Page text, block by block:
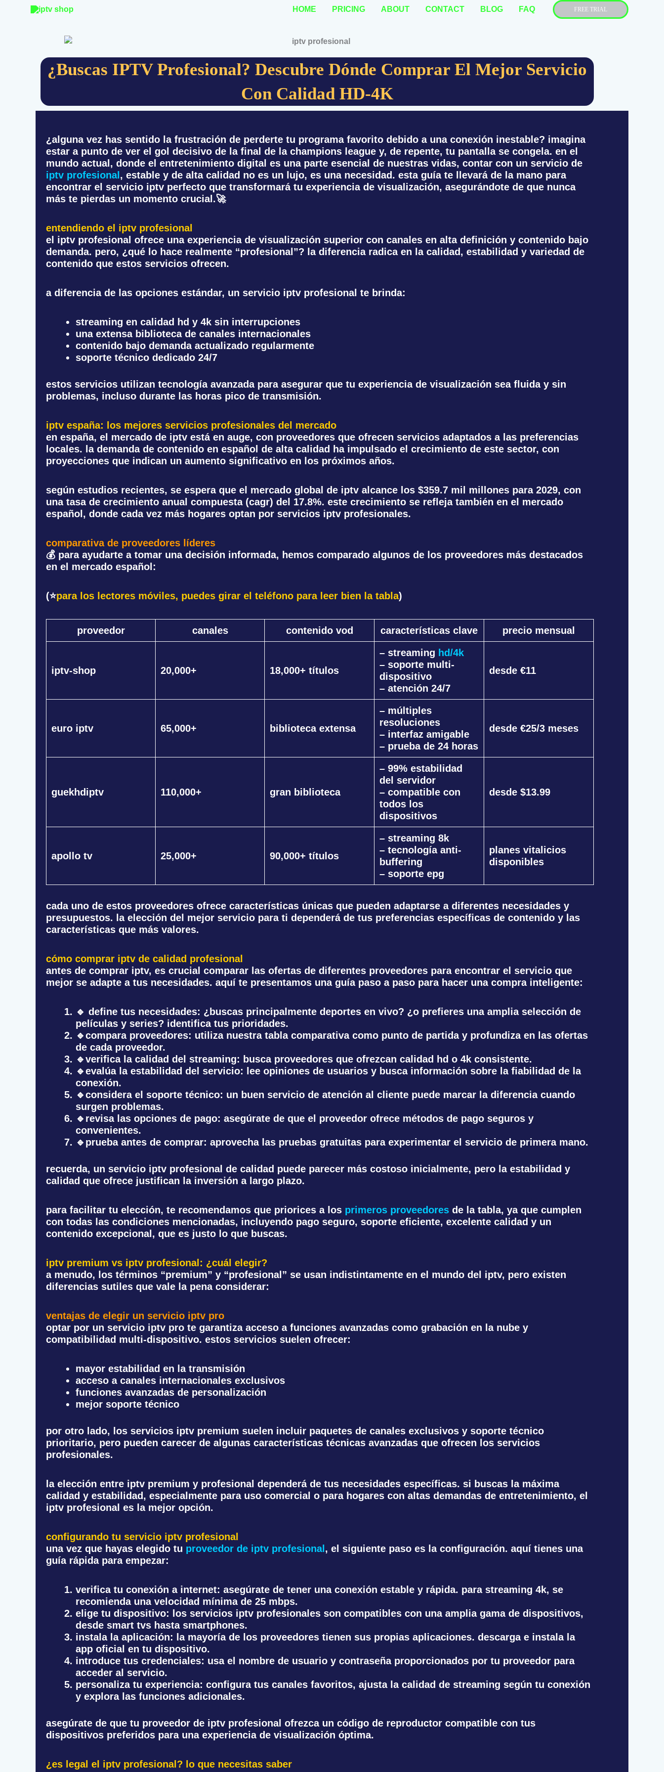
HOME PRICING ABOUT CONTACT BLOG FAQ FREE TRIAL
¿Buscas IPTV Profesional? Descubre Dónde Comprar El Mejor Servicio
Con Calidad HD-4K
¿alguna vez has sentido la frustración de perderte tu programa favorito debido a una conexión inestable? imagina
estar a punto de ver el gol decisivo de la final de la champions league y, de repente, tu pantalla se congela. en el
mundo actual, donde el entretenimiento digital es una parte esencial de nuestras vidas, contar con un servicio de
iptv profesional , estable y de alta calidad no es un lujo, es una necesidad. esta guía te llevará de la mano para
encontrar el servicio iptv perfecto que transformará tu experiencia de visualización, asegurándote de que nunca
más te pierdas un momento crucial.🚀
entendiendo el iptv profesional
el iptv profesional ofrece una experiencia de visualización superior con canales en alta definición y contenido bajo
demanda. pero, ¿qué lo hace realmente “profesional”? la diferencia radica en la calidad, estabilidad y variedad de
contenido que estos servicios ofrecen.
a diferencia de las opciones estándar, un servicio iptv profesional te brinda:
streaming en calidad hd y 4k sin interrupciones
una extensa biblioteca de canales internacionales
contenido bajo demanda actualizado regularmente
soporte técnico dedicado 24/7
estos servicios utilizan tecnología avanzada para asegurar que tu experiencia de visualización sea fluida y sin
problemas, incluso durante las horas pico de transmisión.
iptv españa: los mejores servicios profesionales del mercado
en españa, el mercado de iptv está en auge, con proveedores que ofrecen servicios adaptados a las preferencias
locales. la demanda de contenido en español de alta calidad ha impulsado el crecimiento de este sector, con
proyecciones que indican un aumento significativo en los próximos años.
según estudios recientes, se espera que el mercado global de iptv alcance los $359.7 mil millones para 2029, con
una tasa de crecimiento anual compuesta (cagr) del 17.8%. este crecimiento se refleja también en el mercado
español, donde cada vez más hogares optan por servicios iptv profesionales.
comparativa de proveedores líderes
💰 para ayudarte a tomar una decisión informada, hemos comparado algunos de los proveedores más destacados
en el mercado español:
(⭐para los lectores móviles, puedes girar el teléfono para leer bien la tabla)
proveedor canales contenido vod características clave precio mensual
iptv-shop 20,000+ 18,000+ títulos
– streaming hd/4k
– soporte multi-
dispositivo
– atención 24/7
desde €11
euro iptv 65,000+ biblioteca extensa
– múltiples
resoluciones
– interfaz amigable
– prueba de 24 horas
desde €25/3 meses
guekhdiptv 110,000+ gran biblioteca
– 99% estabilidad
del servidor
– compatible con
todos los
dispositivos
desde $13.99
apollo tv 25,000+ 90,000+ títulos
– streaming 8k
– tecnología anti-
buffering
– soporte epg
planes vitalicios
disponibles
cada uno de estos proveedores ofrece características únicas que pueden adaptarse a diferentes necesidades y
presupuestos. la elección del mejor servicio para ti dependerá de tus preferencias específicas de contenido y las
características que más valores.
cómo comprar iptv de calidad profesional
antes de comprar iptv, es crucial comparar las ofertas de diferentes proveedores para encontrar el servicio que
mejor se adapte a tus necesidades. aquí te presentamos una guía paso a paso para hacer una compra inteligente:
🔹 define tus necesidades: ¿buscas principalmente deportes en vivo? ¿o prefieres una amplia selección de
películas y series? identifica tus prioridades.
🔹compara proveedores: utiliza nuestra tabla comparativa como punto de partida y profundiza en las ofertas
de cada proveedor.
🔹verifica la calidad del streaming: busca proveedores que ofrezcan calidad hd o 4k consistente.
🔹evalúa la estabilidad del servicio: lee opiniones de usuarios y busca información sobre la fiabilidad de la
conexión.
🔹considera el soporte técnico: un buen servicio de atención al cliente puede marcar la diferencia cuando
surgen problemas.
🔹 revisa las opciones de pago: asegúrate de que el proveedor ofrece métodos de pago seguros y
convenientes.
🔹 prueba antes de comprar: aprovecha las pruebas gratuitas para experimentar el servicio de primera mano.
recuerda, un servicio iptv profesional de calidad puede parecer más costoso inicialmente, pero la estabilidad y
calidad que ofrece justifican la inversión a largo plazo.
para facilitar tu elección, te recomendamos que priorices a los primeros proveedores de la tabla, ya que cumplen
con todas las condiciones mencionadas, incluyendo pago seguro, soporte eficiente, excelente calidad y un
contenido excepcional, que es justo lo que buscas.
iptv premium vs iptv profesional: ¿cuál elegir?
a menudo, los términos “premium” y “profesional” se usan indistintamente en el mundo del iptv, pero existen
diferencias sutiles que vale la pena considerar:
ventajas de elegir un servicio iptv pro
optar por un servicio iptv pro te garantiza acceso a funciones avanzadas como grabación en la nube y
compatibilidad multi-dispositivo. estos servicios suelen ofrecer:
mayor estabilidad en la transmisión
acceso a canales internacionales exclusivos
funciones avanzadas de personalización
mejor soporte técnico
por otro lado, los servicios iptv premium suelen incluir paquetes de canales exclusivos y soporte técnico
prioritario, pero pueden carecer de algunas características técnicas avanzadas que ofrecen los servicios
profesionales.
la elección entre iptv premium y profesional dependerá de tus necesidades específicas. si buscas la máxima
calidad y estabilidad, especialmente para uso comercial o para hogares con altas demandas de entretenimiento, el
iptv profesional es la mejor opción.
configurando tu servicio iptv profesional
una vez que hayas elegido tu proveedor de iptv profesional , el siguiente paso es la configuración. aquí tienes una
guía rápida para empezar:
verifica tu conexión a internet: asegúrate de tener una conexión estable y rápida. para streaming 4k, se
recomienda una velocidad mínima de 25 mbps.
elige tu dispositivo: los servicios iptv profesionales son compatibles con una amplia gama de dispositivos,
desde smart tvs hasta smartphones.
instala la aplicación: la mayoría de los proveedores tienen sus propias aplicaciones. descarga e instala la
app oficial en tu dispositivo.
introduce tus credenciales: usa el nombre de usuario y contraseña proporcionados por tu proveedor para
acceder al servicio.
personaliza tu experiencia: configura tus canales favoritos, ajusta la calidad de streaming según tu conexión
y explora las funciones adicionales.
asegúrate de que tu proveedor de iptv profesional ofrezca un código de reproductor compatible con tus
dispositivos preferidos para una experiencia de visualización óptima.
¿es legal el iptv profesional? lo que necesitas saber